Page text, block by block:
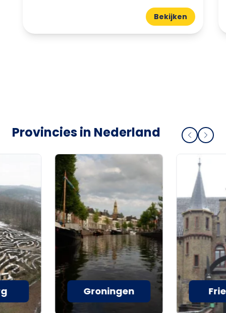
Bekijken
Provincies in Nederland
Groningen